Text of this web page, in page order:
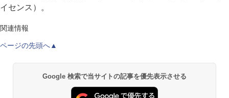
イセンス）。
関連情報
ページの先頭へ▲
Google 検索で当サイトの記事を優先表示させる